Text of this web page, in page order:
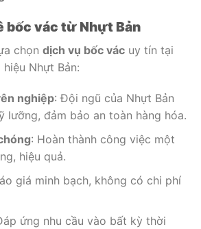
bốc vác từ Nhựt Bản
chọn dịch vụ bốc vác uy tín tại
Nhựt Bản:
nghiệp: Đội ngũ của Nhựt Bản
lưỡng, đảm bảo an toàn hàng hóa.
: Hoàn thành công việc một
hiệu quả.
giá minh bạch, không có chi phí
ứng nhu cầu vào bất kỳ thời